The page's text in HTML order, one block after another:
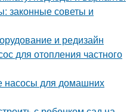
законные советы и
и редизайн
для отопления частного
насосы для домашних